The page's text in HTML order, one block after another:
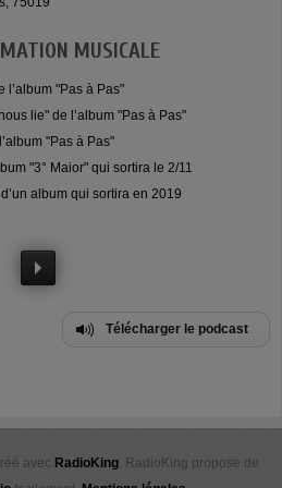
MUSICALE
l’album "Pas à Pas"
lie" de l’album "Pas à Pas"
"Pas à Pas"
"3° Maior" qui sortira le 2/11
album qui sortira en 2019
Télécharger le podcast
avec RadioKing . RadioKing propose de